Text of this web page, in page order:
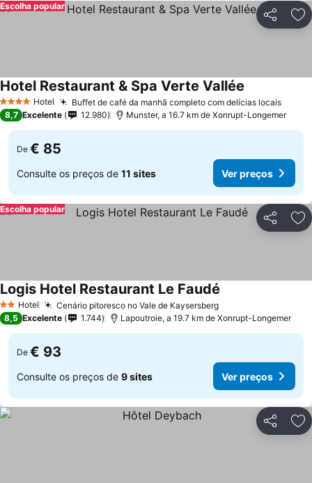
Partilhar
Escolha popular
4 EstrelasHotel Buffet de café da manhã completo com delícias locaisVer
Hotel Restaurant & Spa Verte Vallée
8,7 Excelente 12.980 Munster, a 16.7 km de Xonrupt-Longemer
De € 85
Consulte os preços de 11 sites Ver preços
Partilhar
Escolha popular
2 Estrelas
Hotel Cenário pitoresco no Vale de KaysersbergVer preços
Logis Hotel Restaurant Le Faudé
8,5 Excelente 1.744 Lapoutroie, a 19.7 km de Xonrupt-Longemer
De € 93
Consulte os preços de 9 sites Ver preços
Partilhar